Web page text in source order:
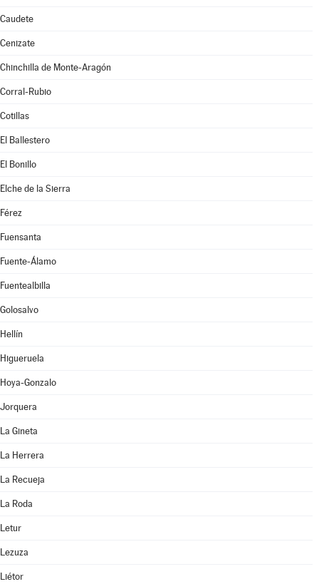
Caudete
Cenizate
Chinchilla de Monte-Aragón
Corral-Rubio
Cotillas
El Ballestero
El Bonillo
Elche de la Sierra
Férez
Fuensanta
Fuente-Álamo
Fuentealbilla
Golosalvo
Hellín
Higueruela
Hoya-Gonzalo
Jorquera
La Gineta
La Herrera
La Recueja
La Roda
Letur
Lezuza
Liétor